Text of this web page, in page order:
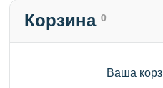
Корзина0
Ваша